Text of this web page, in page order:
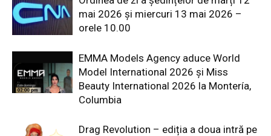
mai 2026 și miercuri 13 mai 2026 –
orele 10.00
EMMA Models Agency aduce World
Model International 2026 și Miss
Beauty International 2026 la Montería,
Columbia
Drag Revolution – ediția a doua intră pe